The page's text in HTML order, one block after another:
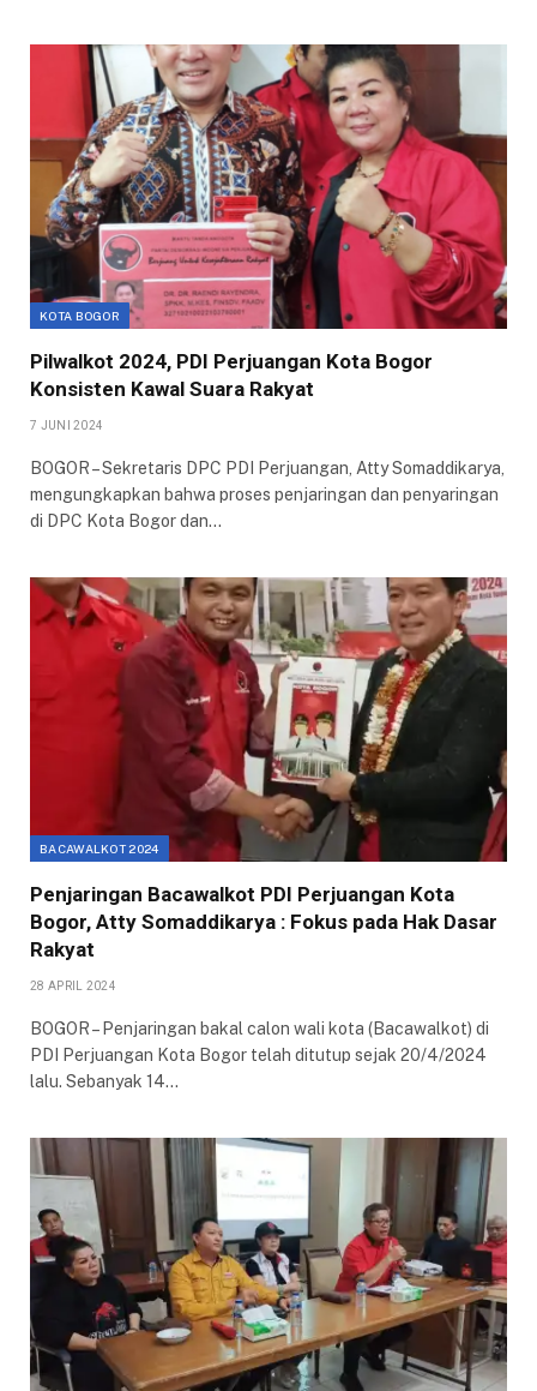
KOTA BOGOR
Pilwalkot 2024, PDI Perjuangan Kota Bogor
Konsisten Kawal Suara Rakyat
7 JUNI 2024
BOGOR – Sekretaris DPC PDI Perjuangan, Atty Somaddikarya,
mengungkapkan bahwa proses penjaringan dan penyaringan
di DPC Kota Bogor dan…
BACAWALKOT 2024
Penjaringan Bacawalkot PDI Perjuangan Kota
Bogor, Atty Somaddikarya : Fokus pada Hak Dasar
Rakyat
28 APRIL 2024
BOGOR – Penjaringan bakal calon wali kota (Bacawalkot) di
PDI Perjuangan Kota Bogor telah ditutup sejak 20/4/2024
lalu. Sebanyak 14…